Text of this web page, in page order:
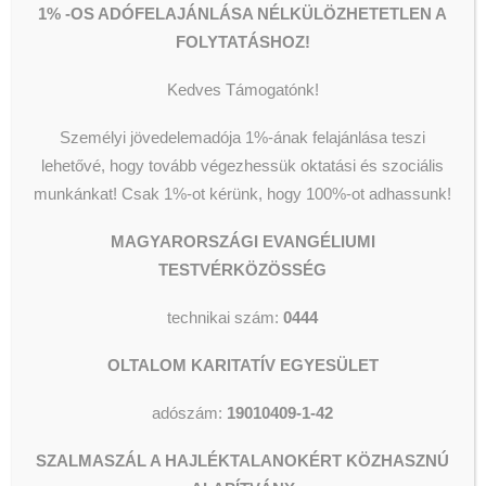
Történetünk
Tevékenységeink
Címünk, adataink
Pénzügyi beszámolók
Pénzadományok
Természetbeni adományok
HAJLÉKTALANELLÁTÁS
EGÉSZSÉGÜGYI ELLÁTÁS
Fogászati ellátás
Pszichiátriai részleg
Bőrgyógyászat
FŰTÖTT UTCA
1% -OS ADÓFELAJÁNLÁSA NÉLKÜLÖZHETETLEN A
FOLYTATÁSHOZ!
Kedves Támogatónk!
Személyi jövedelemadója 1%-ának felajánlása teszi
lehetővé, hogy tovább végezhessük oktatási és szociális
munkánkat! Csak 1%-ot kérünk, hogy 100%-ot adhassunk!
MAGYARORSZÁGI EVANGÉLIUMI
TESTVÉRKÖZÖSSÉG
technikai szám: 0444
OLTALOM KARITATÍV EGYESÜLET
adószám: 19010409-1-42
SZALMASZÁL A HAJLÉKTALANOKÉRT KÖZHASZNÚ